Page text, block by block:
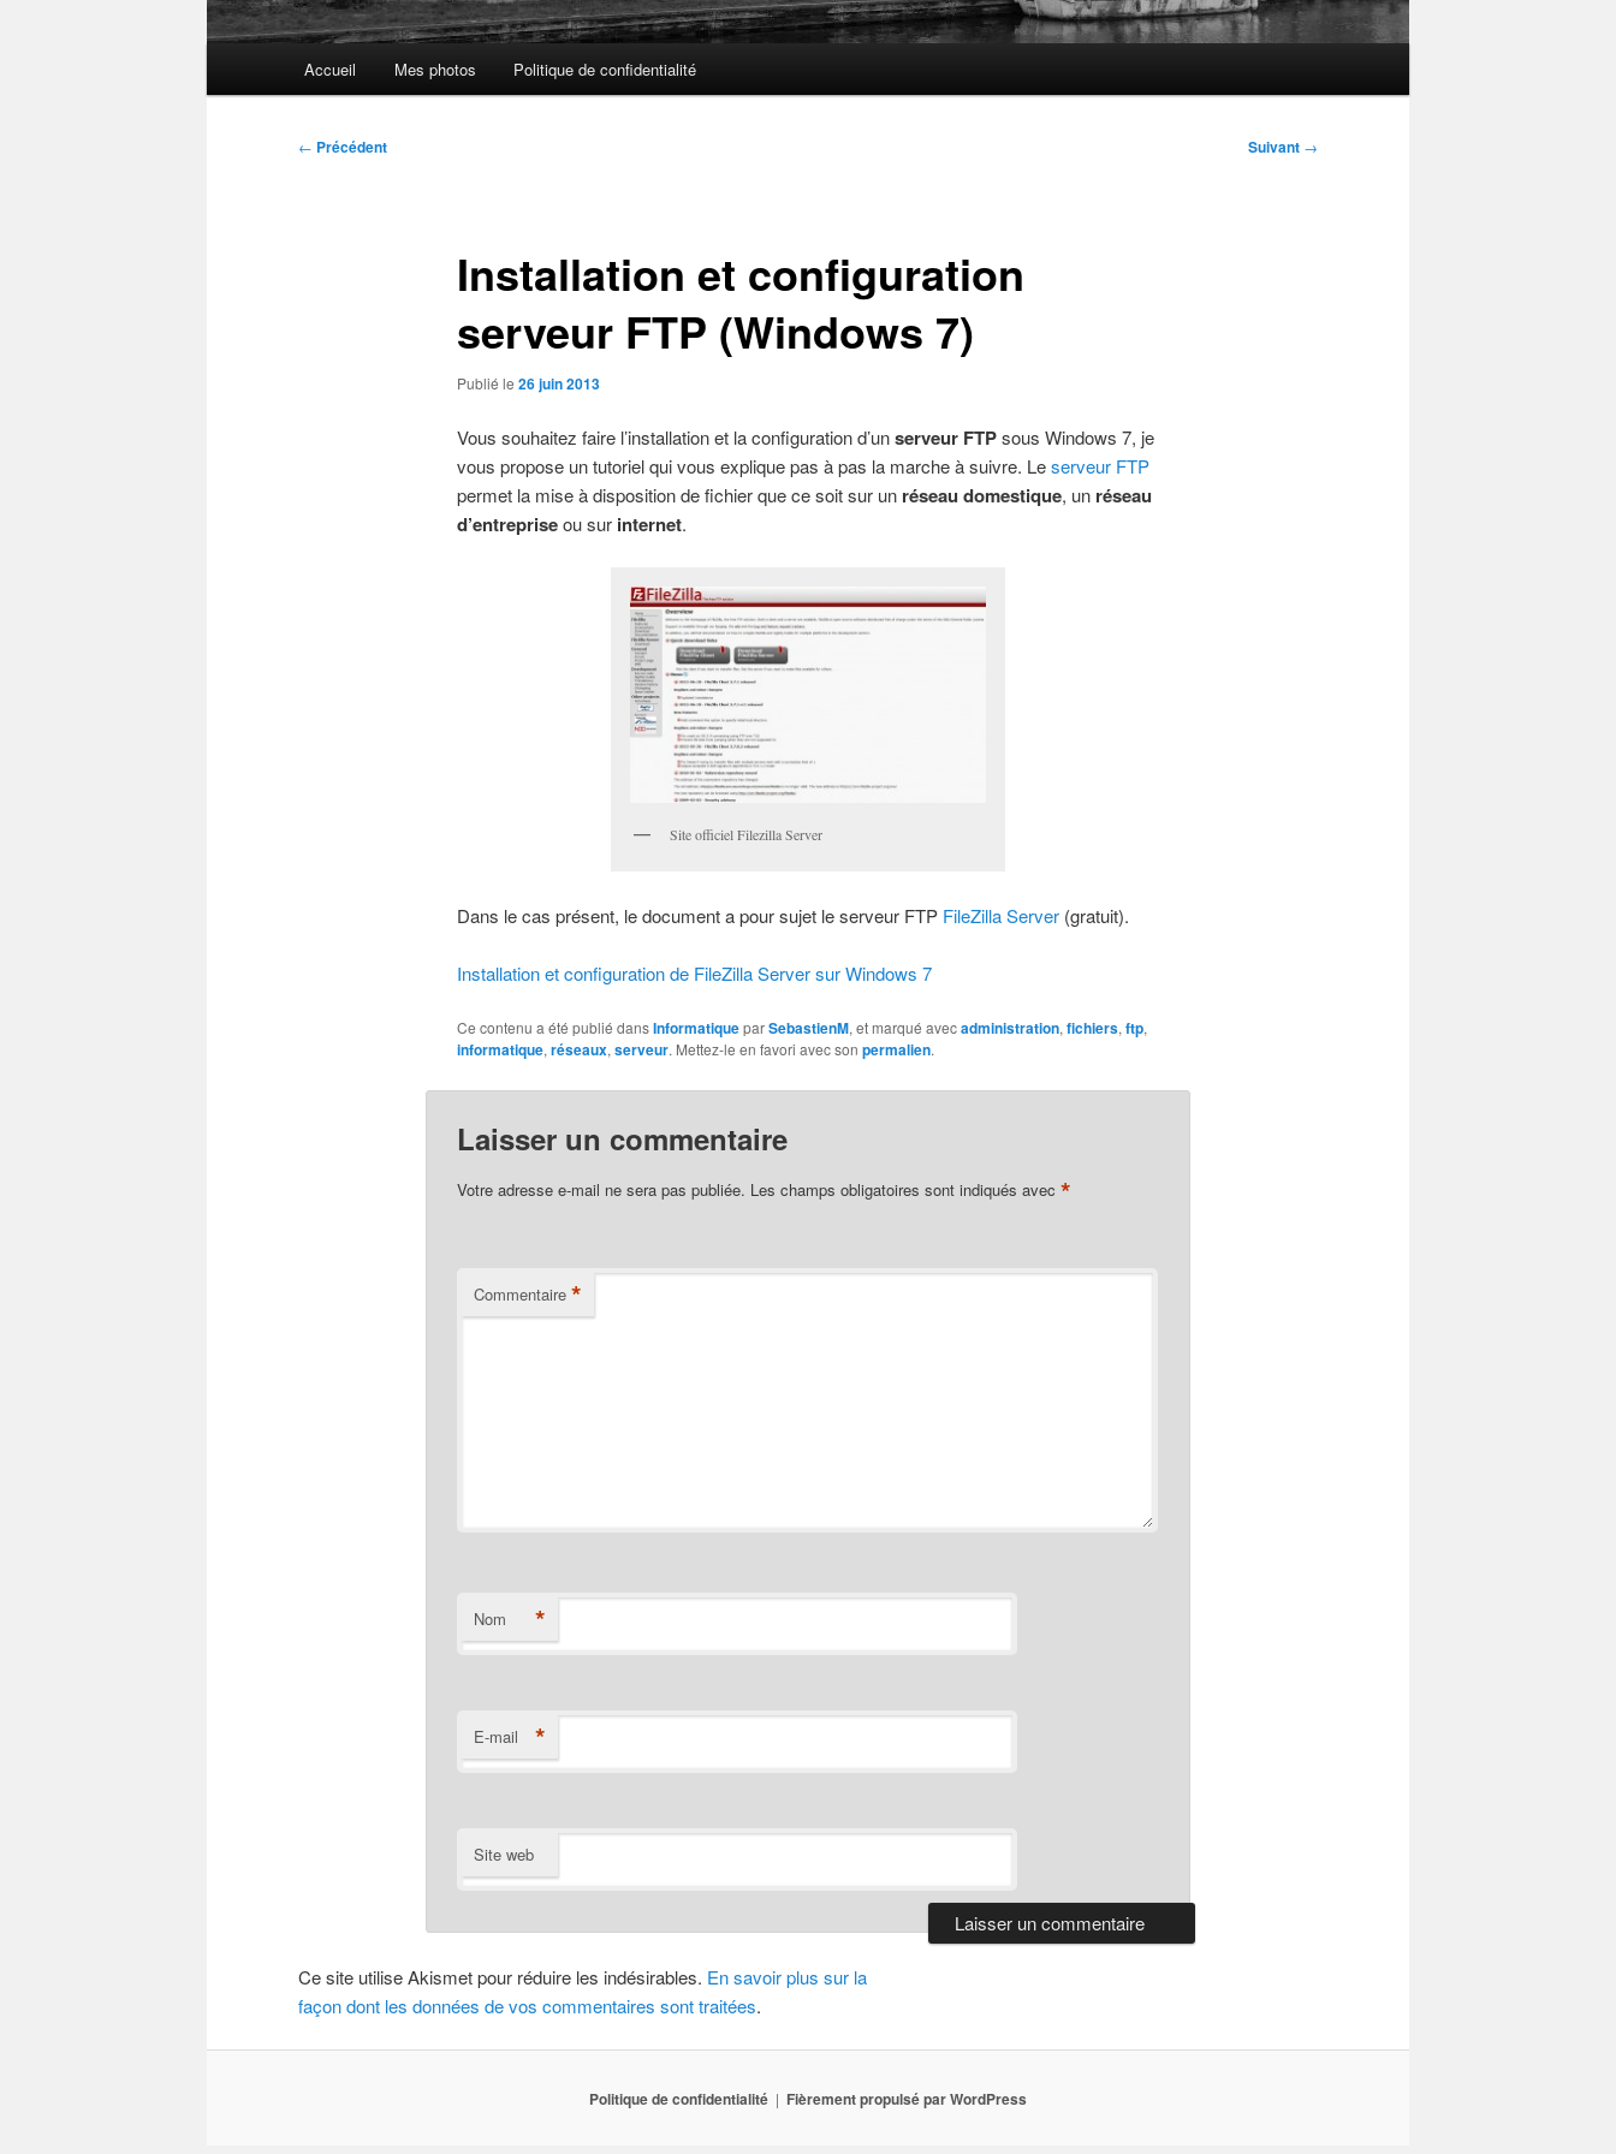
Accueil Mes photos Politique de confidentialité
Navigation
← Précédent Suivant →
Installation et configuration
serveur FTP (Windows 7)
Publié le 26 juin 2013
Vous souhaitez faire l’installation et la configuration d’unserveur FTPsous Windows 7, je
vous propose un tutoriel qui vous explique pas à pas la marche à suivre. Leserveur FTP
permet la mise à disposition de fichier que ce soit sur un réseau domestique, un réseau
d’entrepriseou sur internet.
Site officiel Filezilla Server
Dans le cas présent, le document a pour sujet le serveur FTP FileZilla Server(gratuit).
Installation et configuration de FileZilla Server sur Windows 7
Ce contenu a été publié dansInformatiqueparSebastienM, et marqué avecadministration, fichiers, ftp,
informatique, réseaux, serveur. Mettez-le en favori avec son permalien.
Laisser un commentaire
Votre adresse e-mail ne sera pas publiée. Les champs obligatoires sont indiqués avec *
Commentaire *
Nom *
E-mail *
Site web
Ce site utilise Akismet pour réduire les indésirables. En savoir plus sur la
façon dont les données de vos commentaires sont traitées.
Politique de confidentialité Fièrement propulsé par WordPress